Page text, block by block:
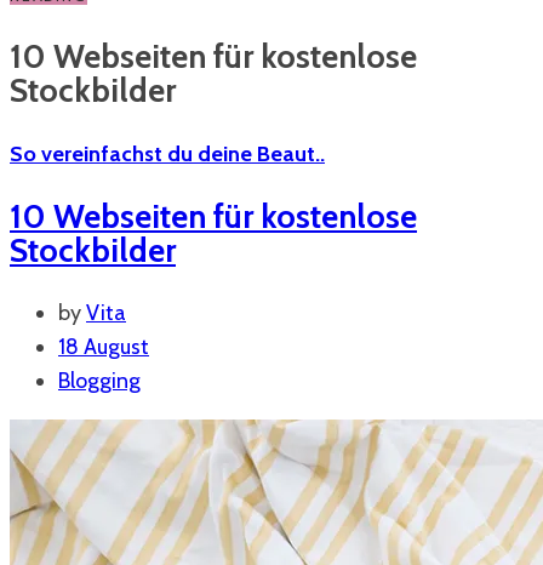
10 Webseiten für kostenlose
Stockbilder
So vereinfachst du deine Beaut..
10 Webseiten für kostenlose
Stockbilder
byVita
18 August
Blogging